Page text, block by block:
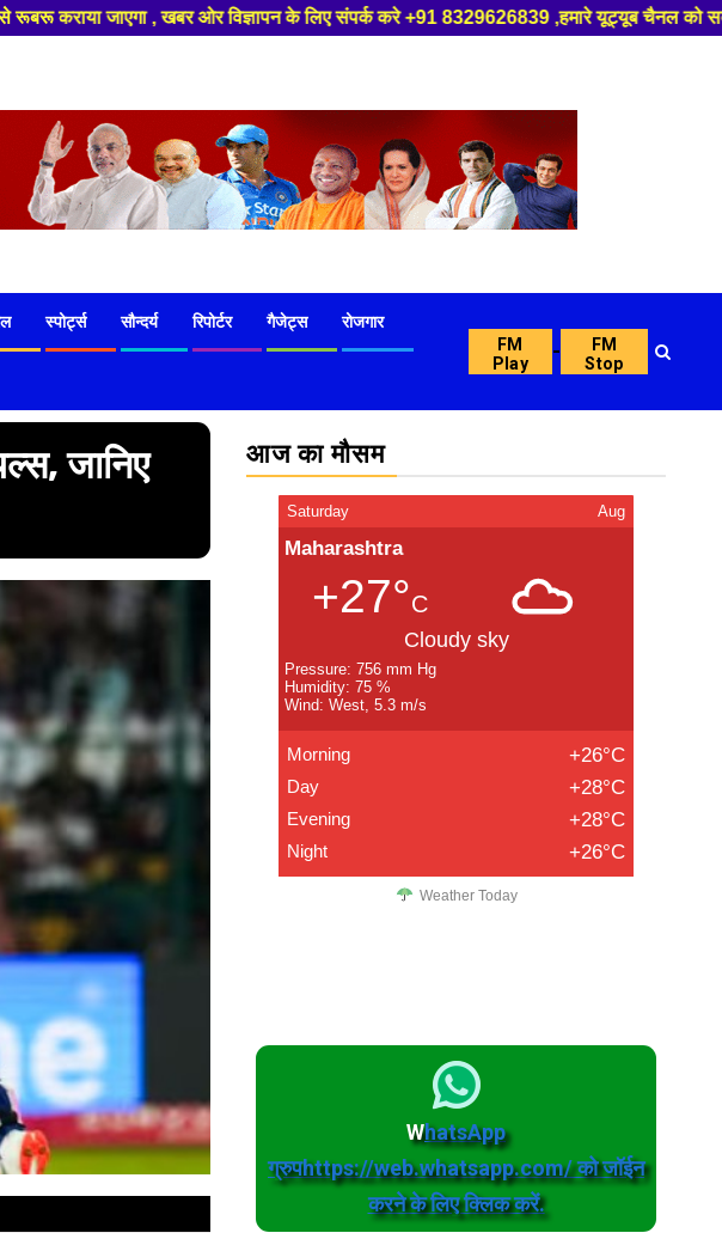
ओर विज्ञापन के लिए संपर्क करे +91 8329626839 ,हमारे यूट्यूब चैनल को सबस्क्राइब करें, साथ मे
स्पोर्ट्स सौन्दर्य रिपोर्टर गैजेट्स रोजगार
FM
Play
-
FM
Stop
जानिए
आज का मौसम
Saturday Aug
Maharashtra
+27°C
Cloudy sky
Pressure: 756 mm Hg
Humidity: 75 %
Wind: West, 5.3 m/s
Morning +26°C
Day +28°C
Evening +28°C
Night +26°C
Weather Today
WhatsApp
ग्रुपhttps://web.whatsapp.com/ को जॉईन
करने के लिए क्लिक करें.